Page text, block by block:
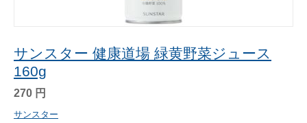
サンスター 健康道場 緑黄野菜ジュース
160g
270 円
サンスター